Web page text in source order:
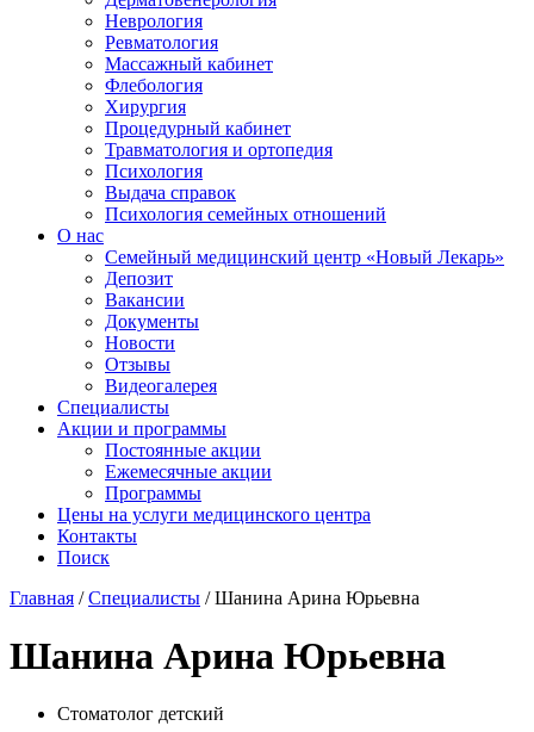
Неврология
Ревматология
Массажный кабинет
Флебология
Хирургия
Процедурный кабинет
Травматология и ортопедия
Психология
Выдача справок
Психология семейных отношений
О нас
Семейный медицинский центр «Новый Лекарь»
Депозит
Вакансии
Документы
Новости
Отзывы
Видеогалерея
Специалисты
Акции и программы
Постоянные акции
Ежемесячные акции
Программы
Цены на услуги медицинского центра
Контакты
Поиск
Главная / Специалисты / Шанина Арина Юрьевна
Шанина Арина Юрьевна
Стоматолог детский